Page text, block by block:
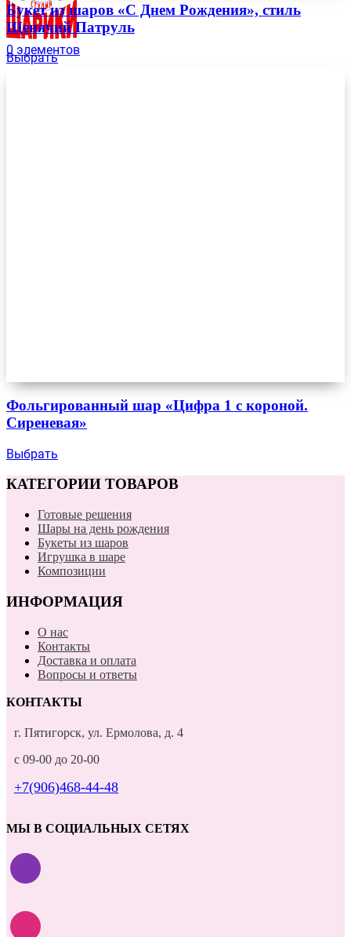
0 элементов
Букет из шаров «С Днем Рождения», стиль
Щенячий Патруль
Выбрать
Фольгированный шар «Цифра 1 с короной.
Сиреневая»
Выбрать
КАТЕГОРИИ ТОВАРОВ
Готовые решения
Шары на день рождения
Букеты из шаров
Игрушка в шаре
Композиции
ИНФОРМАЦИЯ
О нас
Контакты
Доставка и оплата
Вопросы и ответы
КОНТАКТЫ
г. Пятигорск, ул. Ермолова, д. 4
с 09-00 до 20-00
+7(906)468-44-48
МЫ В СОЦИАЛЬНЫХ СЕТЯХ